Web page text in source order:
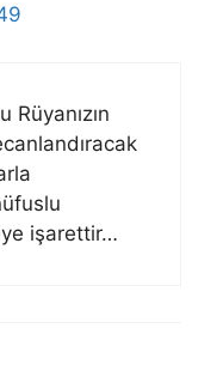
Rüyanızın
işarettir…